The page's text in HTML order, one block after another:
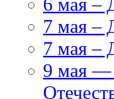
7 мая –
7 мая –
9 мая —